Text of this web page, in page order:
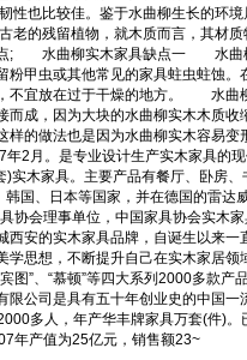
也比较佳。鉴于水曲柳生长的环境
的残留植物，就木质而言，其材质
特点; 水曲柳实木家具缺点一 水曲
甲虫或其他常见的家具蛀虫蛀蚀。
，不宜放在过于干燥的地方。 水曲
成，因为大块的水曲柳实木木质收
的做法也是因为水曲柳实木容易变
。是专业设计生产实木家具的现
实木家具。主要产品有餐厅、卧房、
国、日本等国家，并在德国的雷达
会理事单位，中国家具协会实木家
的实木家具品牌，自诞生以来一
思想，不断提升自己在实木家居领
”、“慕顿”等四大系列2000多款产
司是具有五十年创业史的中国一
多人，年产华丰牌家具万套(件)。
年产值为25亿元，销售额23~